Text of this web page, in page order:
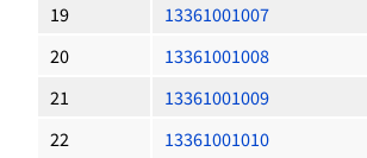
19
13361001007
20
13361001008
21
13361001009
22
13361001010